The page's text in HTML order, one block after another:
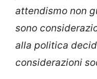
attendismo non
sono
alla politica
considerazioni